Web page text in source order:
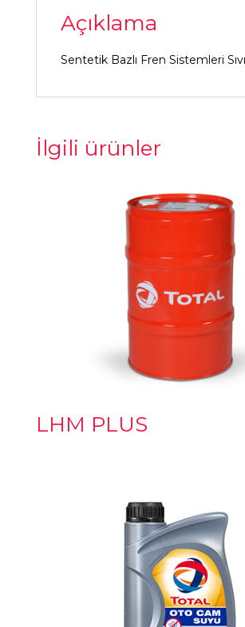
Açıklama
Sentetik Bazlı Fren Sistemleri
İlgili ürünler
LHM PLUS